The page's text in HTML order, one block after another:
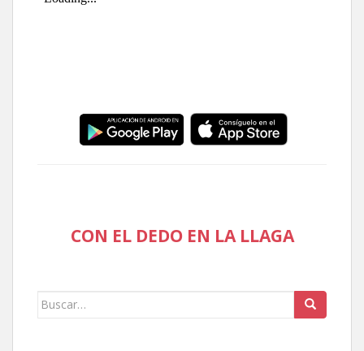
CON EL DEDO EN LA LLAGA
Buscar: